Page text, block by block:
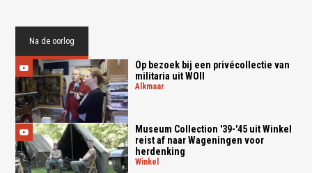
Na de oorlog
Op bezoek bij een privécollectie van
militaria uit WOII
alkmaar
Museum Collection '39-'45 uit Winkel
reist af naar Wageningen voor
herdenking
winkel